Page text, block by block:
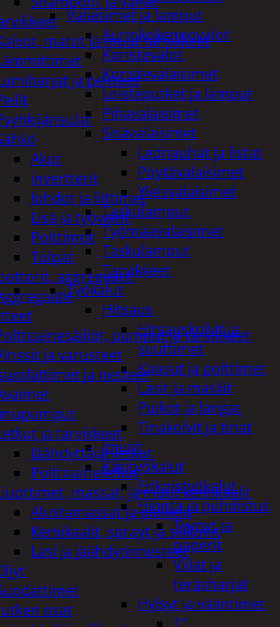
Valaisimet ja lamput
Aurinkokennovalot
Koristevalot
Koristevalaisimet
Loisteputket ja lamput
Pihavalaisimet
Sisävalaisimet
Lednauhat ja listat
Pöytävalaisimet
Yleisvalaisimet
Taskulamput
Työmaavalaisimet
Taskulamput
Tarvikkeet
Työkalut
Hitsaus
Hitsauskolvit ja
suuttimet
Kaasut ja polttimet
Lasit ja maskit
Puikot ja langat
Tinakolvit ja tinat
Imurit
Käsityökalut
Erikoistyökalut
Hionta ja puhdistus
Tyynyt ja
paperit
Viilat ja
teräsharjat
Hylsyt ja vääntimet
matot ja muut tarvikkeet
ja peitteet
Akut
invertterit
Johdot ja liittimet
Lisä ja työvalot
Polttimot
Tulpat
aggregaatit
pumput ja tarvikkeet
ja varusteet
ja nesteet
ja tarvikkeet
Jäähdyttäjänletkut
Polttoaineletkut
massat, ja muut kemikaalit
Alustamassat ja pakkelit
Kemikaalit, sprayt ja silikonit
Lasi ja jäähdytinnesteet
osat